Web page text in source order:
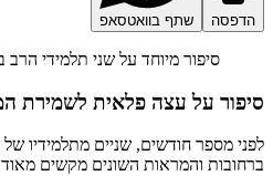
הדפסה שתף בוואטסאפ
סיפור מיוחד על שני תלמידי
סיפור על עצה פלאית לשמירת
לפני מספר חודשים, שניים מתלמידיו
ברחובות והמראות השונים מקשים